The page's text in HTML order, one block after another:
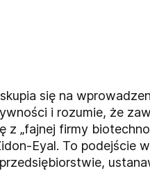
się na
i rozumie, że
„fajnej firmy
Eyal. To podejście